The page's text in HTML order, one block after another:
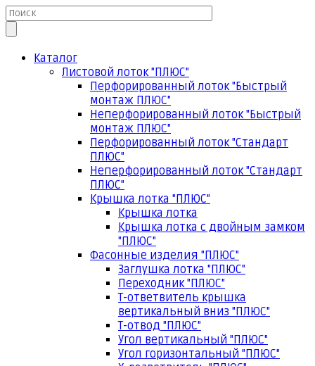
Каталог
Листовой лоток "ПЛЮС"
Перфорированный лоток "Быстрый
монтаж ПЛЮС"
Неперфорированный лоток "Быстрый
монтаж ПЛЮС"
Перфорированный лоток "Стандарт
ПЛЮС"
Неперфорированный лоток "Стандарт
ПЛЮС"
Крышка лотка "ПЛЮС"
Крышка лотка
Крышка лотка с двойным замком
"ПЛЮС"
Фасонные изделия "ПЛЮС"
Заглушка лотка "ПЛЮС"
Переходник "ПЛЮС"
Т-ответвитель крышка
вертикальный вниз "ПЛЮС"
Т-отвод "ПЛЮС"
Угол вертикальный "ПЛЮС"
Угол горизонтальный "ПЛЮС"